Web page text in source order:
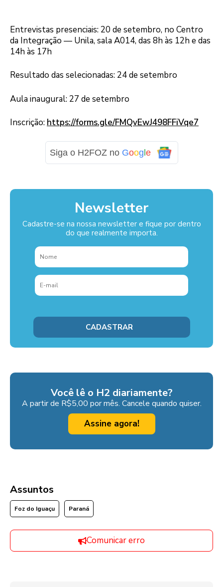
Entrevistas presenciais: 20 de setembro, no Centro
da Integração — Unila, sala A014, das 8h às 12h e das
14h às 17h
Resultado das selecionadas: 24 de setembro
Aula inaugural: 27 de setembro
Inscrição: https://forms.gle/FMQvEwJ498FFiVqe7
Siga o H2FOZ no Google
Newsletter
Cadastre-se na nossa newsletter e fique por dentro
do que realmente importa.
Você lê o H2 diariamente?
A partir de R$5,00 por mês. Cancele quando quiser.
Assine agora!
Assuntos
Foz do Iguaçu Paraná
Comunicar erro